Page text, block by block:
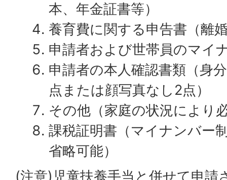
本、年金証書等）
養育費に関する申告書（離
申請者および世帯員のマイ
申請者の本人確認書類（身
点または顔写真なし2点）
その他（家庭の状況により
課税証明書（マイナンバー
省略可能）
(注意)児童扶養手当と併せて申